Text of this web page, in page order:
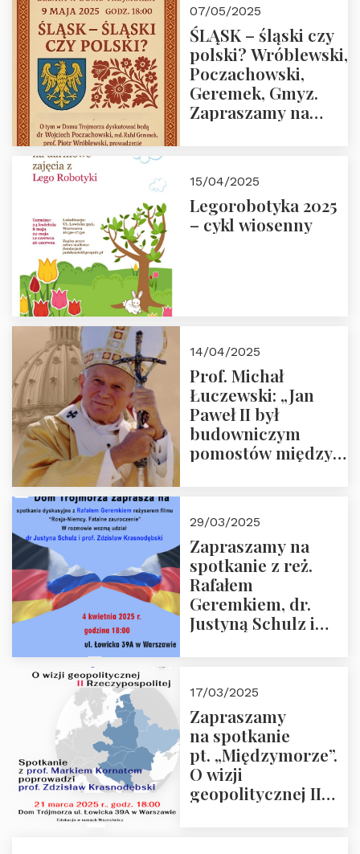
07/05/2025
ŚLĄSK – śląski czy
polski? Wróblewski,
Poczachowski,
Geremek, Gmyz.
Zapraszamy na
Trójmorza.
15/04/2025
Legorobotyka 2025
– cykl wiosenny
14/04/2025
Prof. Michał
Łuczewski: „Jan
Paweł II był
budowniczym
pomostów między
29/03/2025
Zapraszamy na
spotkanie z reż.
Rafałem
Geremkiem, dr.
Justyną Schulz i
“Rosja-Niemcy…”
17/03/2025
Zapraszamy
na spotkanie
pt. „Międzymorze”.
O wizji
geopolitycznej II